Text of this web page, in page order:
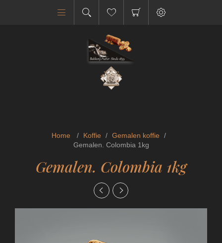
Home / Koffie / Gemalen koffie
/
Gemalen. Colombia 1kg
Gemalen. Colombia 1kg